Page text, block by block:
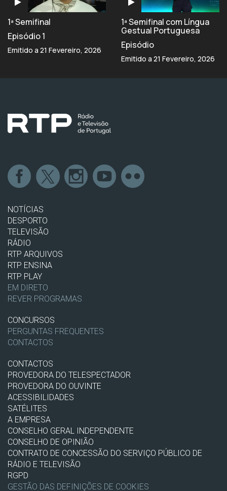
1ª Semifinal
Episódio 1
Emitido a 21 Fevereiro, 2026
1ª Semifinal com Língua
Gestual Portuguesa
Episódio
Emitido a 21 Fevereiro, 2026
NOTÍCIAS
DESPORTO
TELEVISÃO
RÁDIO
RTP ARQUIVOS
RTP ENSINA
RTP PLAY
EM DIRETO
REVER PROGRAMAS
CONCURSOS
PERGUNTAS FREQUENTES
CONTACTOS
CONTACTOS
PROVEDORA DO TELESPECTADOR
PROVEDORA DO OUVINTE
ACESSIBILIDADES
SATÉLITES
A EMPRESA
CONSELHO GERAL INDEPENDENTE
CONSELHO DE OPINIÃO
CONTRATO DE CONCESSÃO DO SERVIÇO PÚBLICO DE
RÁDIO E TELEVISÃO
RGPD
GESTÃO DAS DEFINIÇÕES DE COOKIES